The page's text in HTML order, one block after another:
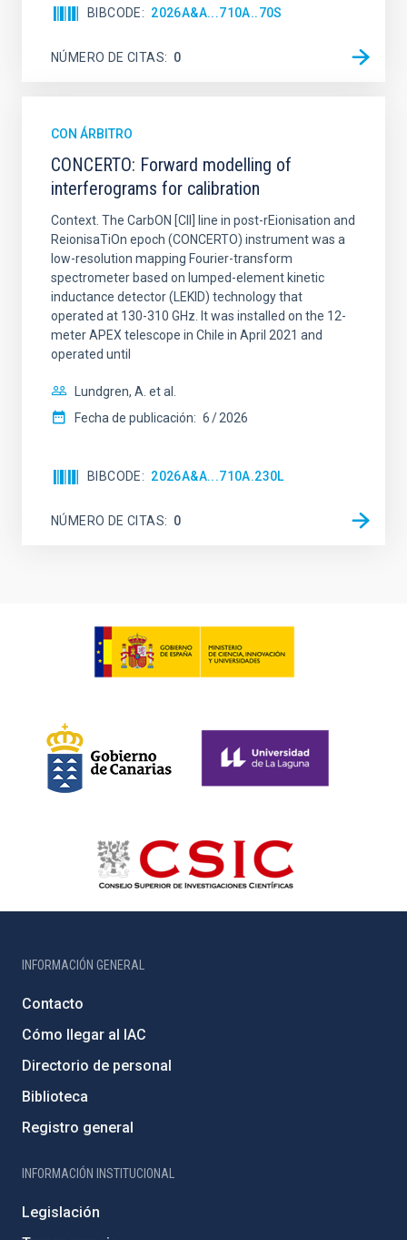
BIBCODE 2026A&A...710A..70S
NÚMERO DE CITAS 0
CON ÁRBITRO
CONCERTO: Forward modelling of
interferograms for calibration
Context. The CarbON [CII] line in post-rEionisation and
ReionisaTiOn epoch (CONCERTO) instrument was a
low-resolution mapping Fourier-transform
spectrometer based on lumped-element kinetic
inductance detector (LEKID) technology that
operated at 130-310 GHz. It was installed on the 12-
meter APEX telescope in Chile in April 2021 and
operated until
Lundgren, A. et al.
Fecha de publicación: 6 2026
BIBCODE 2026A&A...710A.230L
NÚMERO DE CITAS 0
INFORMACIÓN GENERAL
Contacto
Cómo llegar al IAC
Directorio de personal
Biblioteca
Registro general
INFORMACIÓN INSTITUCIONAL
Legislación